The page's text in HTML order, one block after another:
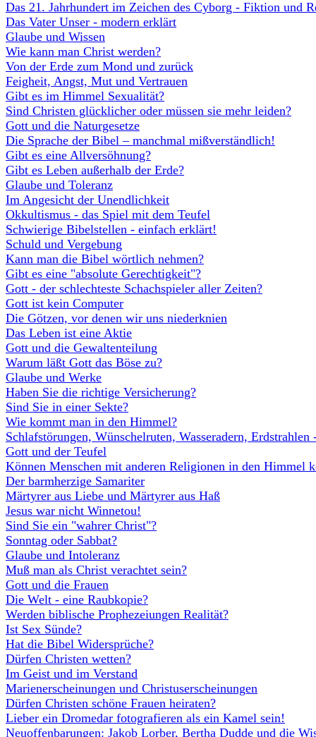
Das 21. Jahrhundert im Zeichen des Cyborg - Fiktion und
Das Vater Unser - modern erklärt
Glaube und Wissen
Wie kann man Christ werden?
Von der Erde zum Mond und zurück
Feigheit, Angst, Mut und Vertrauen
Gibt es im Himmel Sexualität?
Sind Christen glücklicher oder müssen sie mehr leiden?
Gott und die Naturgesetze
Die Sprache der Bibel – manchmal mißverständlich!
Gibt es eine Allversöhnung?
Gibt es Leben außerhalb der Erde?
Glaube und Toleranz
Im Angesicht der Unendlichkeit
Okkultismus - das Spiel mit dem Teufel
Schwierige Bibelstellen - einfach erklärt!
Schuld und Vergebung
Kann man die Bibel wörtlich nehmen?
Gibt es eine "absolute Gerechtigkeit"?
Gott - der schlechteste Schachspieler aller Zeiten?
Gott ist kein Computer
Die Götzen, vor denen wir uns niederknien
Das Leben ist eine Aktie
Gott und die Gewaltenteilung
Warum läßt Gott das Böse zu?
Glaube und Werke
Haben Sie die richtige Versicherung?
Sind Sie in einer Sekte?
Wie kommt man in den Himmel?
Schlafstörungen, Wünschelruten, Wasseradern,
Gott und der Teufel
Können Menschen mit anderen Religionen in den Himmel
Der barmherzige Samariter
Märtyrer aus Liebe und Märtyrer aus Haß
Jesus war nicht Winnetou!
Sind Sie ein "wahrer Christ"?
Sonntag oder Sabbat?
Glaube und Intoleranz
Muß man als Christ verachtet sein?
Gott und die Frauen
Die Welt - eine Raubkopie?
Werden biblische Prophezeiungen Realität?
Ist Sex Sünde?
Hat die Bibel Widersprüche?
Dürfen Christen wetten?
Im Geist und im Verstand
Marienerscheinungen und Christuserscheinungen
Dürfen Christen schöne Frauen heiraten?
Lieber ein Dromedar fotografieren als ein Kamel sein!
Neuoffenbarungen: Jakob Lorber, Bertha Dudde und die